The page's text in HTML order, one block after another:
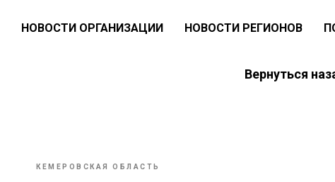
НОВОСТИ ОРГАНИЗАЦИИ НОВОСТИ РЕГИОНОВ
Вернуться
КЕМЕРОВСКАЯ ОБЛАСТЬ